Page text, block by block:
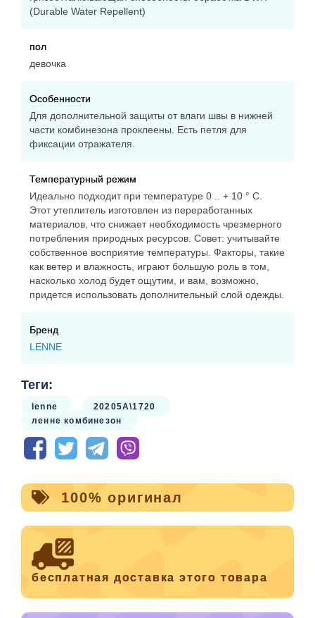
(Durable Water Repellent)
пол
девочка
Особенности
Для дополнительной защиты от влаги швы в нижней
части комбинезона проклеены. Есть петля для
фиксации отражателя.
Температурный режим
Идеально подходит при температуре 0 .. + 10 ° C.
Этот утеплитель изготовлен из переработанных
материалов, что снижает необходимость чрезмерного
потребления природных ресурсов. Совет: учитывайте
собственное восприятие температуры. Факторы, такие
как ветер и влажность, играют большую роль в том,
насколько холод будет ощутим, и вам, возможно,
придется использовать дополнительный слой одежды.
Бренд
LENNE
Теги:
lenne
20205A\1720
ленне комбинезон
100% оригинал
бесплатная доставка этого товара